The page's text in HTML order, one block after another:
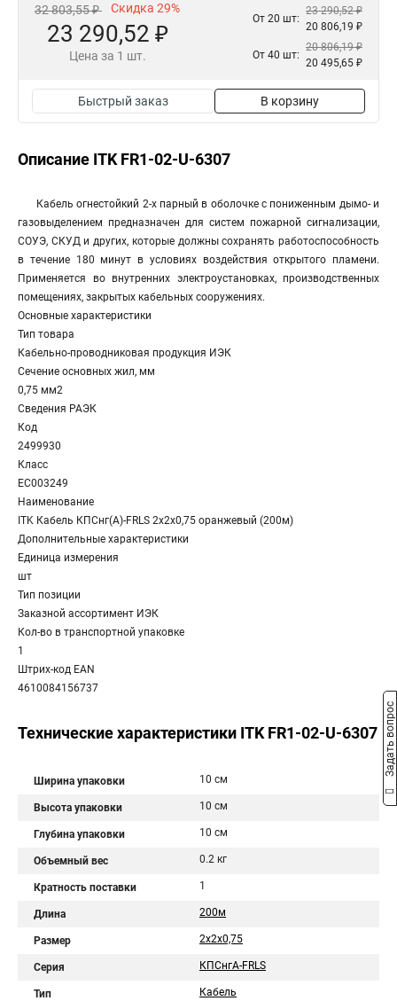
32 803,55 ₽ Скидка 29%
23 290,52 ₽
Цена за 1 шт.
От 20 шт:
23 290,52 ₽
20 806,19 ₽
От 40 шт:
20 806,19 ₽
20 495,65 ₽
Быстрый заказ В корзину
Описание ITK FR1-02-U-6307
Кабель огнестойкий 2-х парный в оболочке с пониженным дымо- и
газовыделением предназначен для систем пожарной сигнализации,
СОУЭ, СКУД и других, которые должны сохранять работоспособность
в течение 180 минут в условиях воздействия открытого пламени.
Применяется во внутренних электроустановках, производственных
помещениях, закрытых кабельных сооружениях.
Основные характеристики
Тип товара
Кабельно-проводниковая продукция ИЭК
Сечение основных жил, мм
0,75 мм2
Сведения РАЭК
Код
2499930
Класс
EC003249
Наименование
ITK Кабель КПСнг(А)-FRLS 2х2х0,75 оранжевый (200м)
Дополнительные характеристики
Единица измерения
шт
Тип позиции
Заказной ассортимент ИЭК
Кол-во в транспортной упаковке
1
Штрих-код EAN
4610084156737
Технические характеристики ITK FR1-02-U-6307
Ширина упаковки 10 см
Высота упаковки 10 см
Глубина упаковки 10 см
Объемный вес 0.2 кг
Кратность поставки 1
Длина 200м
Размер 2х2х0,75
Серия КПСнгА-FRLS
Тип Кабель
Задать вопрос